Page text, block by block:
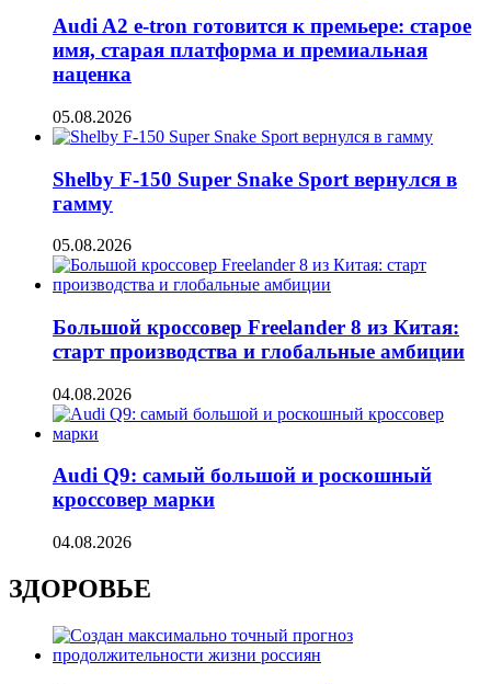
Audi A2 e-tron готовится к премьере: старое
имя, старая платформа и премиальная
наценка
05.08.2026
Shelby F-150 Super Snake Sport вернулся в
гамму
05.08.2026
Большой кроссовер Freelander 8 из Китая:
старт производства и глобальные амбиции
04.08.2026
Audi Q9: самый большой и роскошный
кроссовер марки
04.08.2026
ЗДОРОВЬЕ